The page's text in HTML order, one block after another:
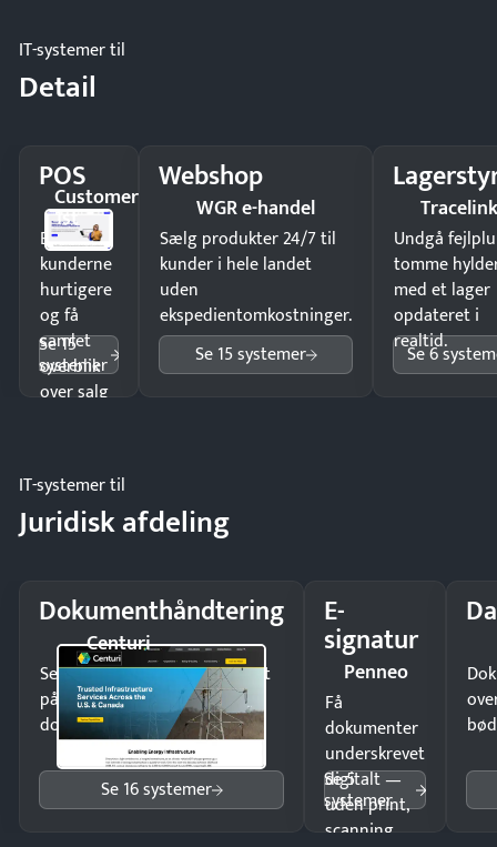
IT-systemer til
Detail
POS
Customer
1st
Ekspedér
kunderne
hurtigere
og få
samlet
overblik
over salg
Se 15
systemer
Webshop
WGR e-handel
Sælg produkter 24/7 til
kunder i hele landet
uden
ekspedientomkostninger.
Se 15 systemer
Undgå
tomme
med et lager
opdateret i
realtid.
Se 6
IT-systemer til
Juridisk afdeling
Dokumenthåndtering
Centuri
Send kontrakter til underskrift
på minutter og mist ingen
dokumenter.
Se 16 systemer
E-
signatur
Penneo
Få
dokumenter
underskrevet
digitalt —
uden print,
scanning
Se 5
systemer